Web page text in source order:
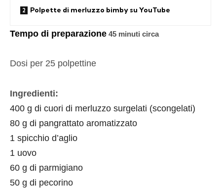
Polpette di merluzzo bimby su YouTube
Tempo di preparazione 45 minuti circa
Dosi per 25 polpettine
Ingredienti:
400 g di cuori di merluzzo surgelati (scongelati)
80 g di pangrattato aromatizzato
1 spicchio d’aglio
1 uovo
60 g di parmigiano
50 g di pecorino